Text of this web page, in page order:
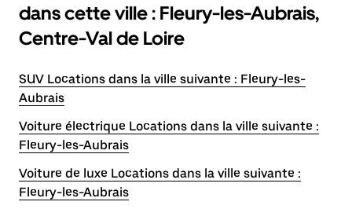
dans cette ville : Fleury-les-Aubrais,
Centre-Val de Loire
SUV Locations dans la ville suivante : Fleury-les-
Aubrais
Voiture électrique Locations dans la ville suivante :
Fleury-les-Aubrais
Voiture de luxe Locations dans la ville suivante :
Fleury-les-Aubrais